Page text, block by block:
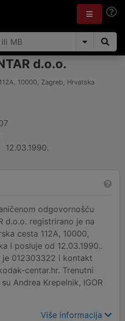
d.o.o.
, 10000, Zagreb, Hrvatska
12.03.1990.
odgovornošću
d.o.o. registrirano je na
cesta 112A, 10000,
i posluje od 12.03.1990..
012303322 i kontakt
centar.hr. Trenutni
Andrea Krepelnik, IGOR
Više informacija